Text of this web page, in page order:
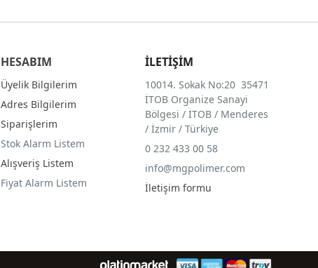
HESABIM
Üyelik Bilgilerim
Adres Bilgilerim
Siparişlerim
Stok Alarm Listem
Alışveriş Listem
Fiyat Alarm Listem
İLETİŞİM
10014. Sokak No:20 35471
İTOB Organize Sanayi
Bölgesi / İTOB / Menderes
/ İzmir / Türkiye
0 232 433 00 58
info@mgpolimer.com
İletişim formu